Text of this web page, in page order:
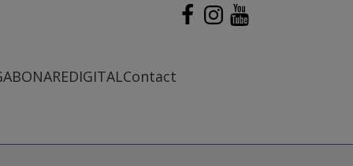
ABONAREDIGITALContact